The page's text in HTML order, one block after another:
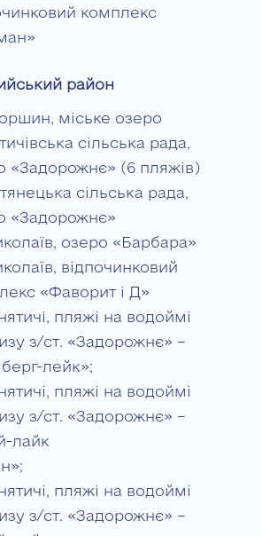
комплекс
район
міське озеро
сільська рада,
«Задорожнє» (6 пляжів)
сільська рада,
«Задорожнє»
озеро «Барбара»
відпочинковий
«Фаворит і Д»
пляжі на водоймі
з/ст. «Задорожнє» –
лейк»;
пляжі на водоймі
з/ст. «Задорожнє» –
лайк
пляжі на водоймі
з/ст. «Задорожнє» –